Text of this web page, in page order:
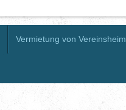
Vermietung von